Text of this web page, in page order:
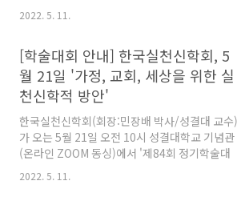
술대회'를 개최한다. 이번 학술대회는 '기독교윤
리의 지평과 지향'을 주제로 송준인 박사(청량교
라는 제목으로 기조강연을 진행한다. 이어 △환
경위기 극복의 관점에서 살펴보는 교리와 윤리의
관계(이신열 박사/고신대 교수) △다원성의 도전
속의 윤리의 모색(이상은 박사/서울장신대 교수)
△성품윤리로 분석한 한국교회의 도덕적 성품 형
성(강송하 박사/고신대 교수) △세례와 윤리의
상관성에 대한 연구(안인규 박사/중앙교회) △교
수림 박사/성은교회) 등의 연구논문이 발표된다.
2022. 5. 11.
[학술대회 안내] 한국실천신학회, 5
월 21일 '가정, 교회, 세상을 위한 실
천신학적 방안'
한국실천신학회(회장:민장배 박사/성결대 교수)
가 오는 5월 21일 오전 10시 성결대학교 기념관
(온라인 ZOOM 동싱)에서 '제84회 정기학술대
회'를 개최한다. 'Reconnection: 가정, 교회, 세
상을 위한 실천신학적 방안'을 주제로 진행되는
2022. 5. 11.